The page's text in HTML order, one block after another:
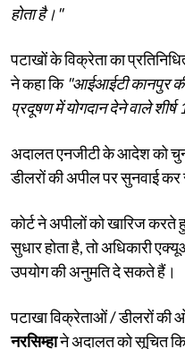
होता है।"
पटाखों के विक्रेता का
ने कहा कि "आईआईटी कानपुर की
प्रदूषण में योगदान देने वाले
अदालत एनजीटी के आदेश को
डीलरों की अपील पर सुनवाई कर
कोर्ट ने अपीलों को खारिज करते
सुधार होता है, तो अधिकारी
उपयोग की अनुमति दे सकते हैं।
पटाखा विक्रेताओं / डीलरों की
नरसिम्हाने अदालत को सूचित